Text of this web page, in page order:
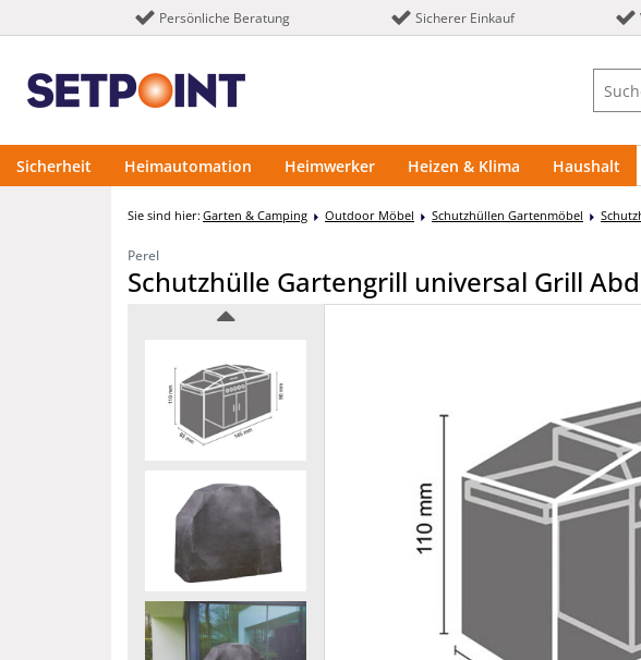
Persönliche Beratung Sicherer Einkauf
Sicherheit Heimautomation Heimwerker Heizen & Klima Haushalt
Sie sind hier: Garten & Camping Outdoor Möbel Schutzhüllen Gartenmöbel
Perel
Schutzhülle Gartengrill universal Grill